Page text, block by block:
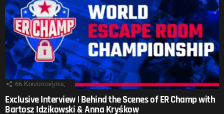
66 Κοινοποιήσεις
Exclusive Interview | Behind the Scenes of ER Champ with
Bartosz Idzikowski & Anna Kryśkow